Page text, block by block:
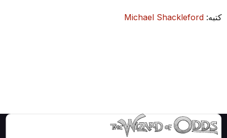
كتبه:Michael Shackleford